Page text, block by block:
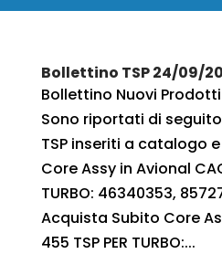
Bollettino TSP 24/09/
Bollettino Nuovi
Sono riportati di
TSP inseriti a catalogo
Core Assy in Avional
TURBO: 46340353,
Acquista Subito Core
455 TSP PER TURBO:...